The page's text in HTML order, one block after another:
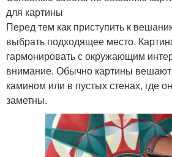
для картины
Перед тем как приступить к
выбрать подходящее место.
гармонировать с окружающим
внимание. Обычно картины
камином или в пустых стенах, где
заметны.